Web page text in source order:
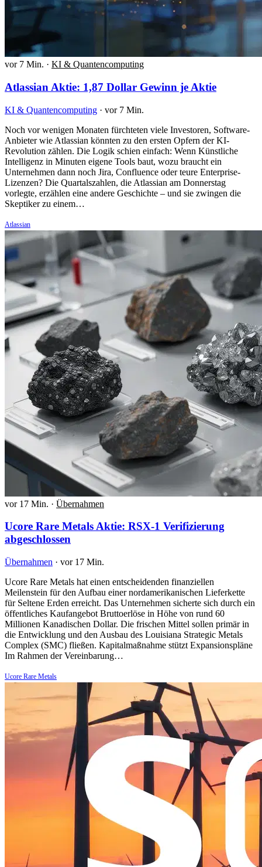
vor 7 Min. · KI & Quantencomputing
Atlassian Aktie: 1,87 Dollar Gewinn je Aktie
KI & Quantencomputing · vor 7 Min.
Noch vor wenigen Monaten fürchteten viele Investoren, Software-
Anbieter wie Atlassian könnten zu den ersten Opfern der KI-
Revolution zählen. Die Logik schien einfach: Wenn Künstliche
Intelligenz in Minuten eigene Tools baut, wozu braucht ein
Unternehmen dann noch Jira, Confluence oder teure Enterprise-
Lizenzen? Die Quartalszahlen, die Atlassian am Donnerstag
vorlegte, erzählen eine andere Geschichte – und sie zwingen die
Skeptiker zu einem…
Atlassian
vor 17 Min. · Übernahmen
Ucore Rare Metals Aktie: RSX-1 Verifizierung
abgeschlossen
Übernahmen · vor 17 Min.
Ucore Rare Metals hat einen entscheidenden finanziellen
Meilenstein für den Aufbau einer nordamerikanischen Lieferkette
für Seltene Erden erreicht. Das Unternehmen sicherte sich durch ein
öffentliches Kaufangebot Bruttoerlöse in Höhe von rund 60
Millionen Kanadischen Dollar. Die frischen Mittel sollen primär in
die Entwicklung und den Ausbau des Louisiana Strategic Metals
Complex (SMC) fließen. Kapitalmaßnahme stützt Expansionspläne
Im Rahmen der Vereinbarung…
Ucore Rare Metals